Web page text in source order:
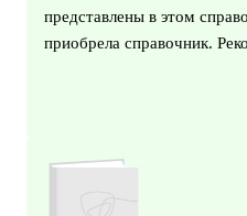
представлены в этом
приобрела справочник.